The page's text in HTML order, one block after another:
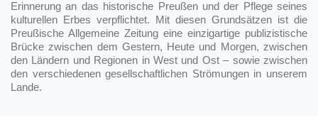
Erinnerung an das historische Preußen und der Pflege seines
kulturellen Erbes verpflichtet. Mit diesen Grundsätzen ist die
Preußische Allgemeine Zeitung eine einzigartige publizistische
Brücke zwischen dem Gestern, Heute und Morgen, zwischen
den Ländern und Regionen in West und Ost – sowie zwischen
den verschiedenen gesellschaftlichen Strömungen in unserem
Lande.